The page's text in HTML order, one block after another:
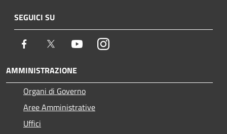
SEGUICI SU
Facebook Twitter YoutubeInstagram
AMMINISTRAZIONE
Organi di Governo
Aree Amministrative
Uffici